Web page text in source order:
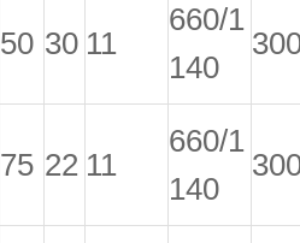
50 30 11
660/1
140
75 22 11
660/1
140